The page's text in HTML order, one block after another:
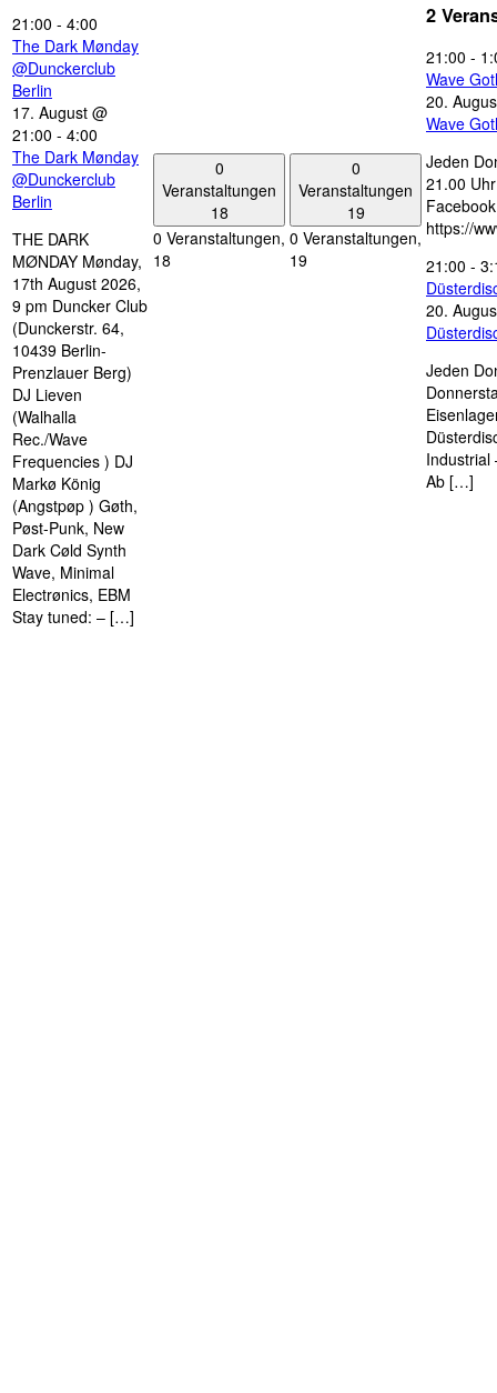
21:00 - 4:00
The Dark Mønday
@Dunckerclub
Berlin
17. August @
21:00 - 4:00
The Dark Mønday
@Dunckerclub
Berlin
THE DARK
MØNDAY Mønday,
17th August 2026,
9 pm Duncker Club
(Dunckerstr. 64,
10439 Berlin-
Prenzlauer Berg)
DJ Lieven
(Walhalla
Rec./Wave
Frequencies ) DJ
Markø König
(Angstpøp ) Gøth,
Pøst-Punk, New
Dark Cøld Synth
Wave, Minimal
Electrønics, EBM
Stay tuned: – […]
0
Veranstaltungen
18
0 Veranstaltungen,
18
0
Veranstaltungen
19
0 Veranstaltungen,
19
2
21:00 -
Wave
20.
Wave
Jeden
21.00
https://
21:00 -
20.
Jeden
Industrial
Ab […]